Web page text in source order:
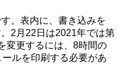
。表内に、書き込みを
2月22日は2021年では第
変更するには、8時間の
ルを印刷する必要があ